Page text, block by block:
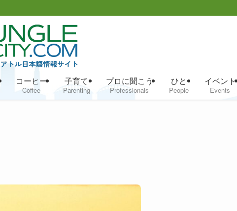
コーヒー
Coffee
子育て
Parenting
プロに聞こう
Professionals
ひと
People
イベント
Events